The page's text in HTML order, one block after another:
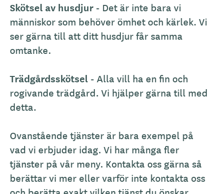
Skötsel av husdjur - Det är inte bara vi
människor som behöver ömhet och kärlek. Vi
ser gärna till att ditt husdjur får samma
omtanke.
Trädgårdsskötsel - Alla vill ha en fin och
rogivande trädgård. Vi hjälper gärna till med
detta.
Ovanstående tjänster är bara exempel på
vad vi erbjuder idag. Vi har många fler
tjänster på vår meny. Kontakta oss gärna så
berättar vi mer eller varför inte kontakta oss